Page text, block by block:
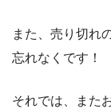
また、売り切れ
忘れなくです！
それでは、また